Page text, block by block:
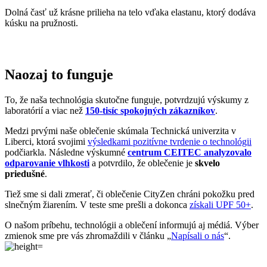
Dolná časť už krásne prilieha na telo vďaka elastanu, ktorý dodáva
kúsku na pružnosti.
Naozaj to funguje
To, že naša technológia skutočne funguje, potvrdzujú výskumy z
laboratórií a viac než 150-tisíc spokojných zákazníkov.
Medzi prvými naše oblečenie skúmala Technická univerzita v
Liberci, ktorá svojimi výsledkami pozitívne tvrdenie o technológii
podčiarkla. Následne výskumné centrum CEITEC analyzovalo
odparovanie vlhkosti a potvrdilo, že oblečenie je skvelo
priedušné.
Tiež sme si dali zmerať, či oblečenie CityZen chráni pokožku pred
slnečným žiarením. V teste sme prešli a dokonca získali UPF 50+.
O našom príbehu, technológii a oblečení informujú aj médiá. Výber
zmienok sme pre vás zhromaždili v článku „Napísali o nás“.